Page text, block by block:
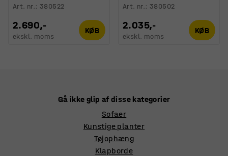
Art. nr.: 380522
2.690,-
ekskl. moms
KØB
Art. nr.: 380502
2.035,-
ekskl. moms
KØB
Gå ikke glip af disse kategorier
Sofaer
Kunstige planter
Tøjophæng
Klapborde